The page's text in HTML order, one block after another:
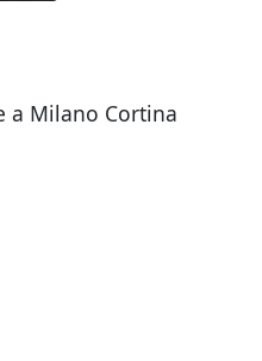
a Milano Cortina